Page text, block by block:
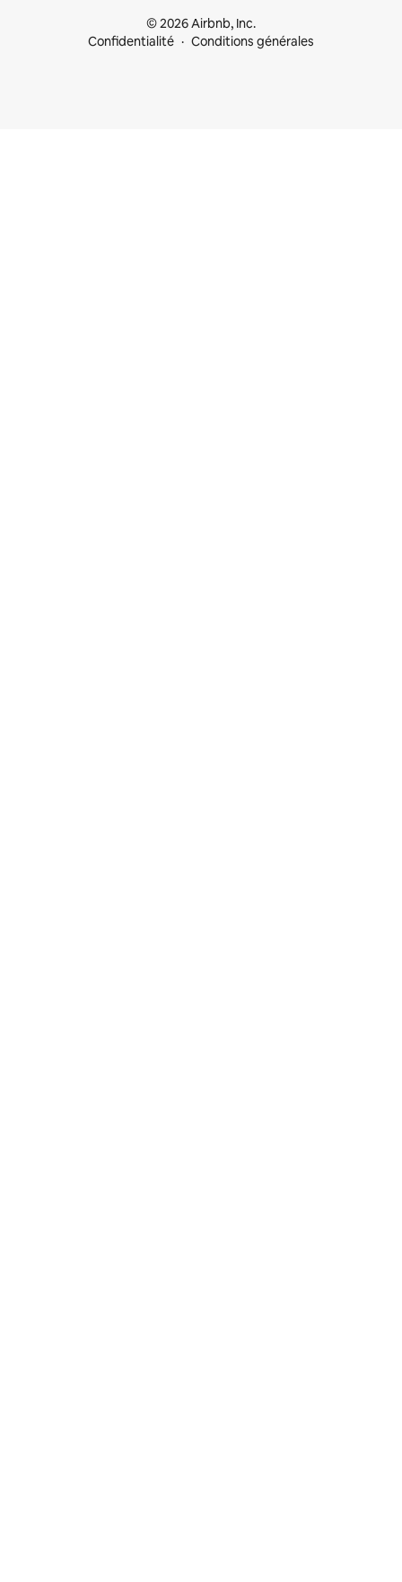
© 2026 Airbnb, Inc.
Confidentialité
Conditions générales